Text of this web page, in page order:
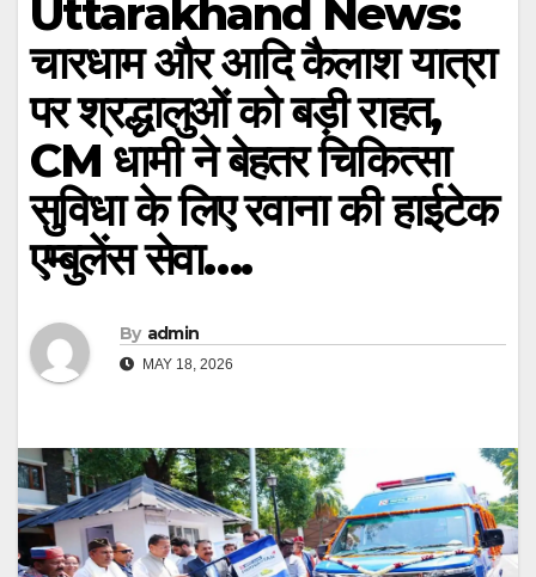
Uttarakhand News:
चारधाम और आदि कैलाश यात्रा
पर श्रद्धालुओं को बड़ी राहत,
CM धामी ने बेहतर चिकित्सा
सुविधा के लिए रवाना की हाईटेक
एम्बुलेंस सेवा….
By admin
MAY 18, 2026